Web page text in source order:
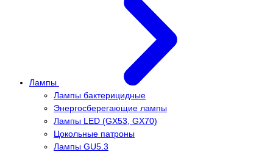
Лампы
Лампы бактерицидные
Энергосберегающие лампы
Лампы LED (GX53, GX70)
Цокольные патроны
Лампы GU5.3